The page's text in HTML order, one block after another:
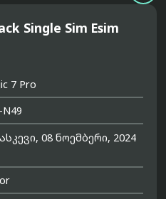
Single Sim Esim
7 Pro
N49
08 ნოემბერი, 2024